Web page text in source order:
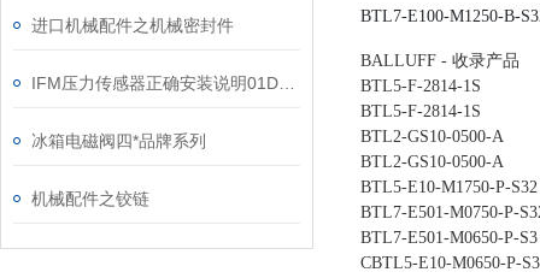
进口机械配件之机械密封件
冰箱电磁阀四*品牌系列
机械配件之铰链
BTL7-E100-M1250-B-
BALLUFF - 收录产品
BTL5-F-2814-1S
BTL5-F-2814-1S
BTL2-GS10-0500-A
BTL2-GS10-0500-A
BTL5-E10-M1750-P-S32
BTL7-E501-M0750-P-
BTL7-E501-M0650-P-S3
CBTL5-E10-M0650-P-